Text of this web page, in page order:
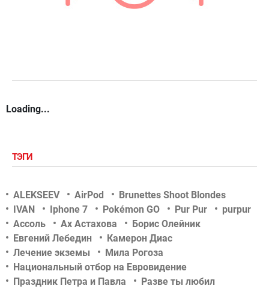
Loading...
ТЭГИ
ALEKSEEV AirPod
Brunettes Shoot Blondes
IVAN
Iphone 7 Pokémon GO Pur Pur
purpur
Ассоль
Ах Астахова
Борис Олейник
Евгений Лебедин
Камерон Диас
Лечение экземы
Мила Рогоза
Национальный отбор на Евровидение
Праздник Петра и Павла
Разве ты любил